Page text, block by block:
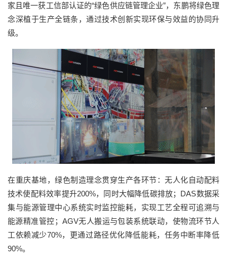
家且唯一获工信部认证的“绿色供应链管理企业”，东鹏将绿色理
念深植于生产全链条，通过技术创新实现环保与效益的协同升
级。
在重庆基地，绿色制造理念贯穿生产各环节：无人化自动配料
技术使配料效率提升200%，同时大幅降低碳排放；DAS数据采
集与能源管理中心系统实时监控能耗，实现工艺全程可追溯与
能源精准管控；AGV无人搬运与包装系统联动，使物流环节人
工依赖减少70%，更通过路径优化降低能耗，任务中断率降低
90%。